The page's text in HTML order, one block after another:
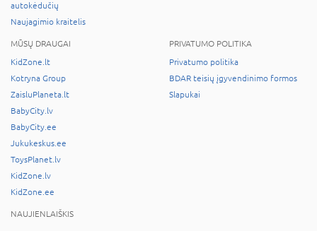
autokėdučių
Naujagimio kraitelis
MŪSŲ DRAUGAI
KidZone.lt
Kotryna Group
ZaisluPlaneta.lt
BabyCity.lv
BabyCity.ee
Jukukeskus.ee
ToysPlanet.lv
KidZone.lv
KidZone.ee
PRIVATUMO POLITIKA
Privatumo politika
BDAR teisių įgyvendinimo formos
Slapukai
NAUJIENLAIŠKIS